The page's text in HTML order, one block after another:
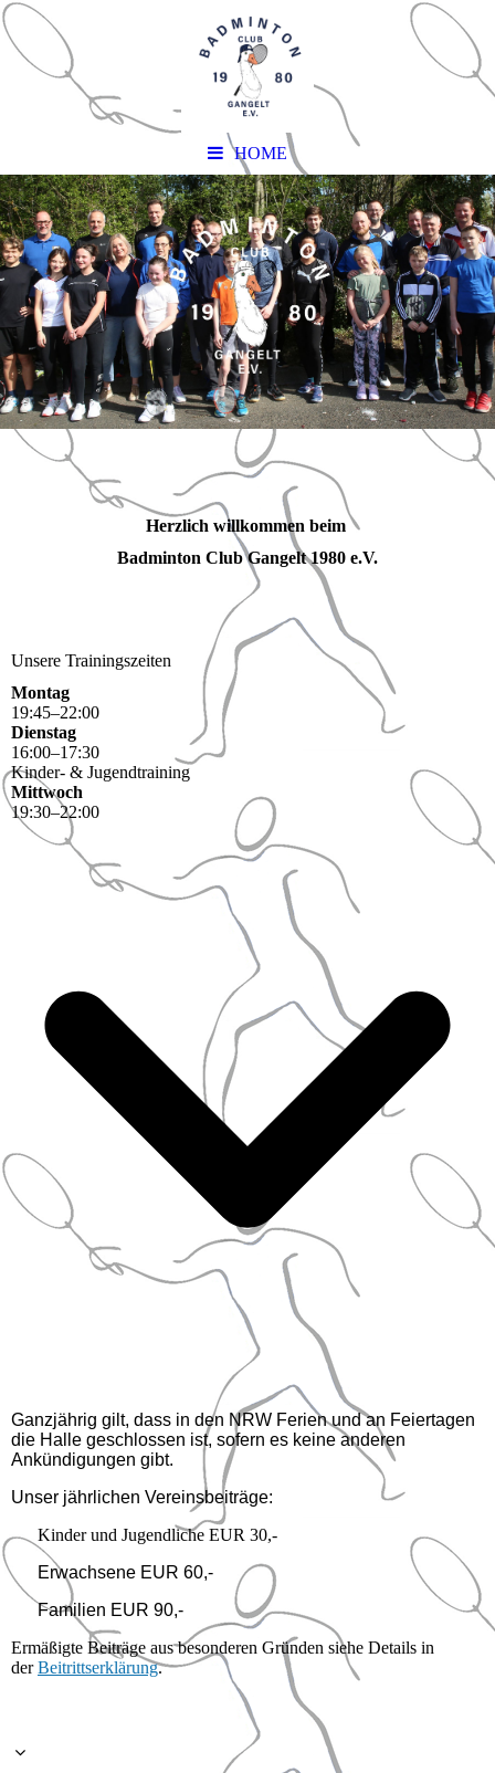
HOME
Z
I
Herzlich willkommen beim
Badminton Club Gangelt 1980 e.V.
Unsere Trainingszeiten
Montag
19:45–22:00
Dienstag
16:00–17:30
Kinder- & Jugendtraining
Mittwoch
19:30–22:00
Ganzjährig gilt, dass in den NRW Ferien und an Feiertagen
die Halle geschlossen ist, sofern es keine anderen
Ankündigungen gibt.
Unser jährlichen Vereinsbeiträge:
Kinder und Jugendliche EUR 30,-
Erwachsene EUR 60,-
Familien EUR 90,-
Ermäßigte Beiträge aus besonderen Gründen siehe Details in
derBeitrittserklärung.